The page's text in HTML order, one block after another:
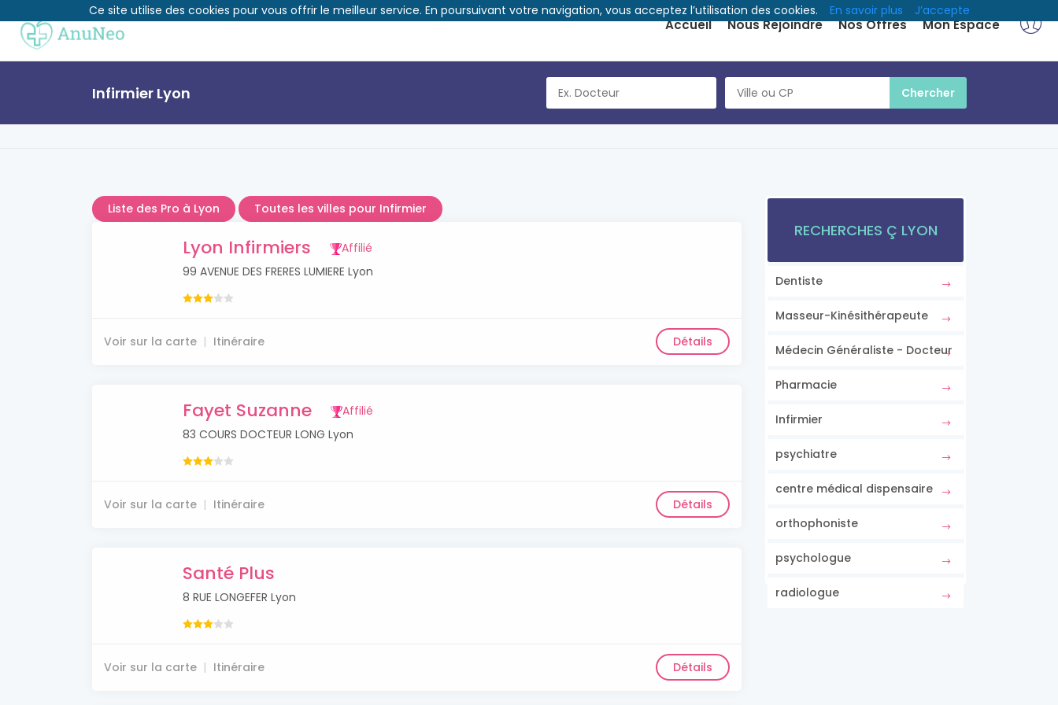
Accueil Nous Rejoindre Nos Offres Mon Espace
Infirmier Lyon
Liste des Pro à Lyon Toutes les villes pour Infirmier
Lyon Infirmiers
Affilié
99 AVENUE DES FRERES LUMIERE Lyon
Voir sur la carte Itinéraire Détails
Fayet Suzanne
Affilié
83 COURS DOCTEUR LONG Lyon
Voir sur la carte Itinéraire Détails
Santé Plus
8 RUE LONGEFER Lyon
Voir sur la carte Itinéraire Détails
RECHERCHES Ç LYON
Dentiste
Masseur-Kinésithérapeute
Médecin Généraliste - Docteur
Pharmacie
Infirmier
psychiatre
centre médical dispensaire
orthophoniste
psychologue
radiologue
Ce site utilise des cookies pour vous offrir le meilleur service. En poursuivant votre navigation, vous acceptez l’utilisation des cookies. En savoir plus J’accepte